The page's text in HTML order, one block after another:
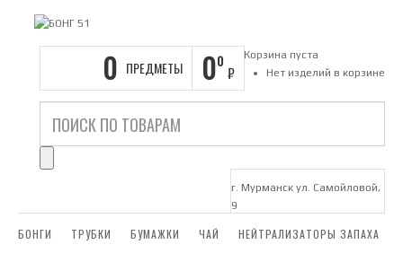
0 ПРЕДМЕТЫ 00
₽
Корзина пуста
Нет изделий в корзине
г. Мурманск ул. Самойловой,
9
БОНГИ ТРУБКИ БУМАЖКИ ЧАЙ НЕЙТРАЛИЗАТОРЫ ЗАПАХА